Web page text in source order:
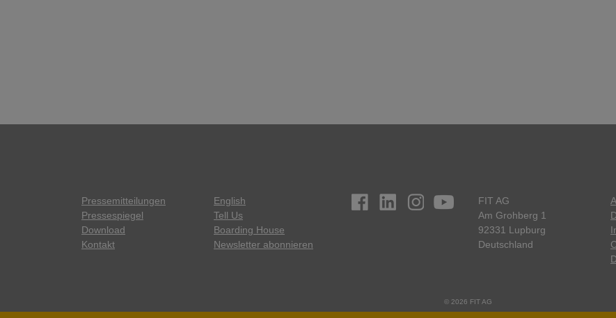
Pressemitteilungen
Pressespiegel
Download
Kontakt
English
Tell Us
Boarding House
Newsletter abonnieren
FIT AG
Am Grohberg 1
92331 Lupburg
Deutschland
© 2026 FIT AG